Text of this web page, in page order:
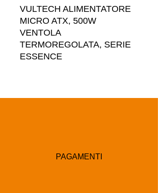
VULTECH ALIMENTATORE
MICRO ATX, 500W
VENTOLA
TERMOREGOLATA, SERIE
ESSENCE
PAGAMENTI